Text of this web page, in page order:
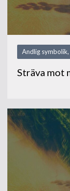
Andlig
Sträva mot